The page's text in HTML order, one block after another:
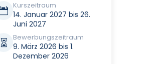
Kurszeitraum
14. Januar 2027 bis 26.
Juni 2027

Bewerbungszeitraum
9. März 2026 bis 1.
Dezember 2026